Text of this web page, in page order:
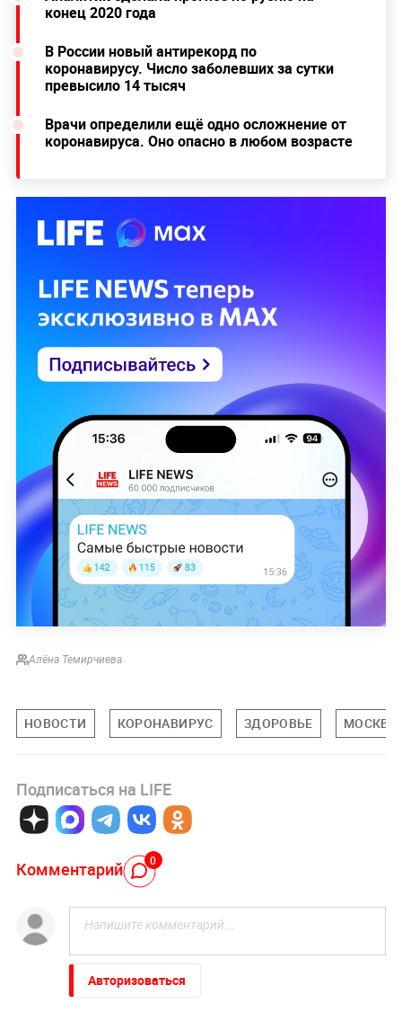
конец 2020 года
В России новый антирекорд по
коронавирусу. Число заболевших за сутки
превысило 14 тысяч
Врачи определили ещё одно осложнение от
коронавируса. Оно опасно в любом возрасте
Алёна Темирчиева
НОВОСТИ КОРОНАВИРУС ЗДОРОВЬЕ МОСКВА
Подписаться на LIFE
Комментарий 0
Авторизоваться